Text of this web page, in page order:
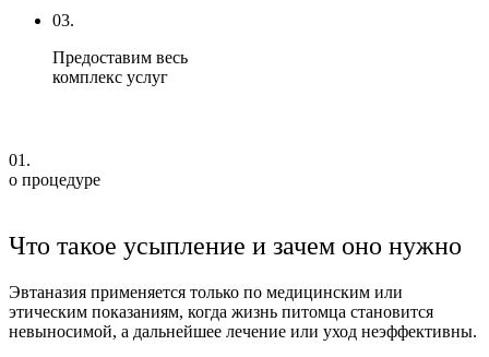
03.
Предоставим весь
комплекс услуг
01.
о процедуре
Что такое усыпление и зачем оно нужно
Эвтаназия применяется только по медицинским или
этическим показаниям, когда жизнь питомца становится
невыносимой, а дальнейшее лечение или уход неэффективны.